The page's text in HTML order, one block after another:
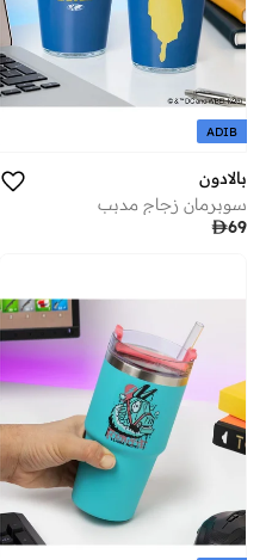
ADIB
بالادون
سوبرمان زجاج مدبب
69